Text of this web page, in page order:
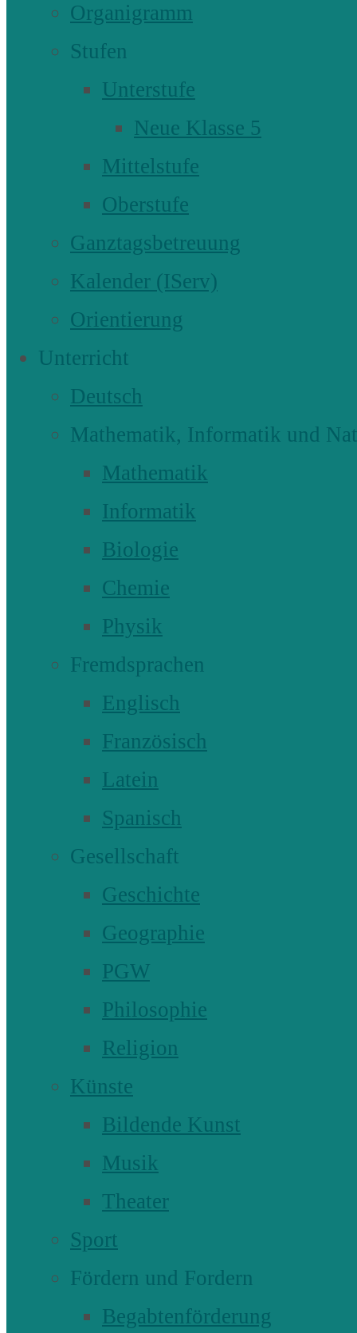
Organigramm
Stufen
Unterstufe
Neue Klasse 5
Mittelstufe
Oberstufe
Ganztagsbetreuung
Kalender (IServ)
Orientierung
Unterricht
Deutsch
Mathematik, Informatik und
Mathematik
Informatik
Biologie
Chemie
Physik
Fremdsprachen
Englisch
Französisch
Latein
Spanisch
Gesellschaft
Geschichte
Geographie
PGW
Philosophie
Religion
Künste
Bildende Kunst
Musik
Theater
Sport
Fördern und Fordern
Begabtenförderung